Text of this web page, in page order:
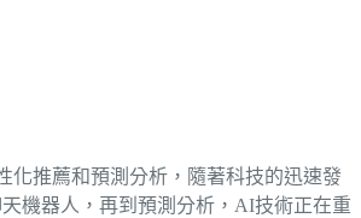
化推薦和預測分析，隨著科技的迅速發
機器人，再到預測分析，AI技術正在重